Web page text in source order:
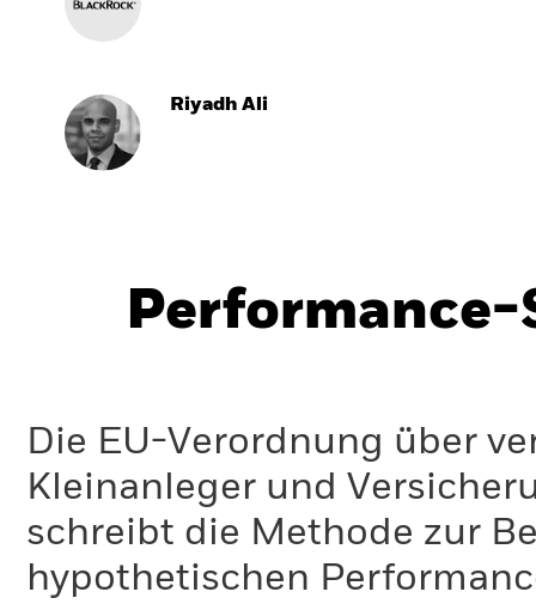
Riyadh Ali
Performance-
Die EU-Verordnung über
Kleinanleger und
schreibt die Methode zur
hypothetischen